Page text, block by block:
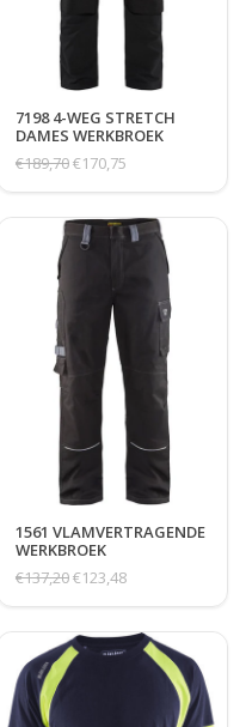
7198 4-WEG STRETCH
DAMES WERKBROEK
€189,70€170,75
1561 VLAMVERTRAGENDE
WERKBROEK
€137,20€123,48